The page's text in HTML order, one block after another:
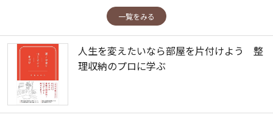
一覧をみる
人生を変えたいなら部屋を片付けよう 整
理収納のプロに学ぶ